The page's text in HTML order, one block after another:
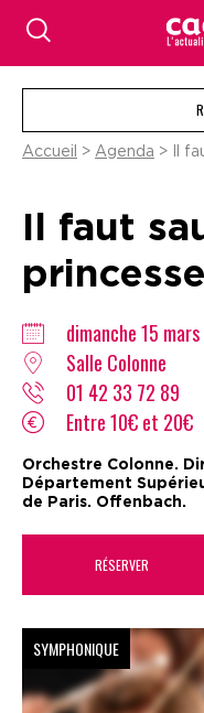
Accueil > Agenda > Il
Il faut
dimanche 15
Salle Colonne
01 42 33 72 89
Entre 10€ et 20€
Orchestre Colonne.
Département
de Paris. Offenbach.
RÉSERVER
SYMPHONIQUE